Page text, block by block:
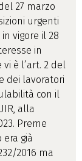
27 marzo
urgenti
vigore il 28
in
è l’art. 2 del
dei lavoratori
con il
alla
Preme
già
2016 ma